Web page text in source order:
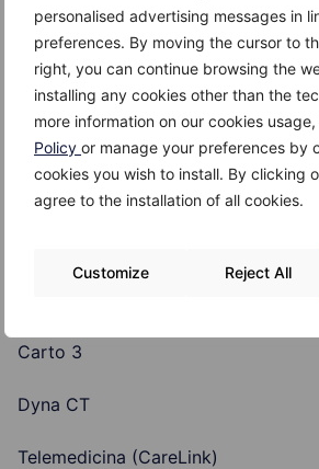
personalised advertising messages in
preferences. By moving the cursor to
right, you can continue browsing the
installing any cookies other than the
more information on our cookies
Policy or manage your preferences by
cookies you wish to install. By clicking
agree to the installation of all cookies.
Customize Reject All
Cardioversione elettrica esterna
Tecnologie impiegate nel
Per tutti i trattamenti si utilizzano
Sistema di navigazione magnetica
Carto 3
Dyna CT
Telemedicina (CareLink)